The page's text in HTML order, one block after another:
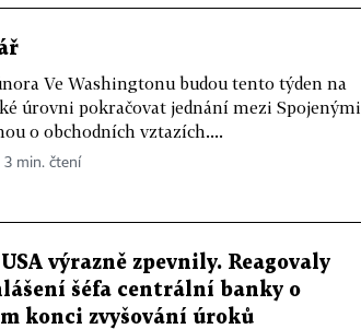
Ve Washingtonu budou tento týden na
úrovni pokračovat jednání mezi Spojenými
o obchodních vztazích....
3 min. čtení
výrazně zpevnily. Reagovaly
šéfa centrální banky o
konci zvyšování úroků